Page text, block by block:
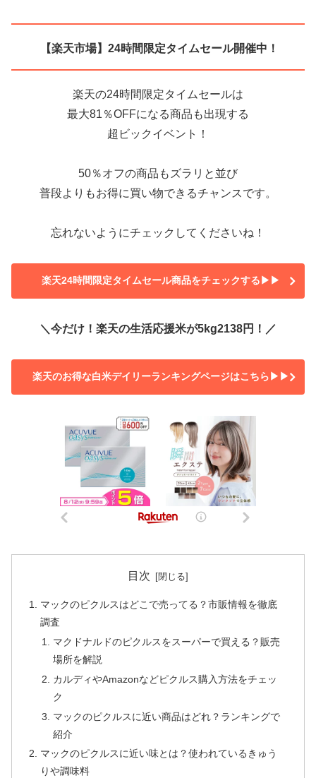
【楽天市場】24時間限定タイムセール開催中！
楽天の24時間限定タイムセールは
最大81％OFFになる商品も出現する
超ビックイベント！
50％オフの商品もズラリと並び
普段よりもお得に買い物できるチャンスです。
忘れないようにチェックしてくださいね！
楽天24時間限定タイムセール商品をチェックする▶▶
＼今だけ！楽天の生活応援米が5kg2138円！／
楽天のお得な白米デイリーランキングページはこちら▶▶
目次
マックのピクルスはどこで売ってる？市販情報を徹底
調査
マクドナルドのピクルスをスーパーで買える？販売
場所を解説
カルディやAmazonなどピクルス購入方法をチェッ
ク
マックのピクルスに近い商品はどれ？ランキングで
紹介
マックのピクルスに近い味とは？使われているきゅう
りや調味料